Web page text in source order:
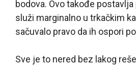
bodova. Ovo takođe
služi marginalno u trkačkim
sačuvalo pravo da ih ospori
Sve je to nered bez lakog